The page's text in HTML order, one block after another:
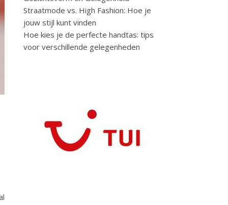
Straatmode vs. High Fashion: Hoe je
jouw stijl kunt vinden
Hoe kies je de perfecte handtas: tips
voor verschillende gelegenheden